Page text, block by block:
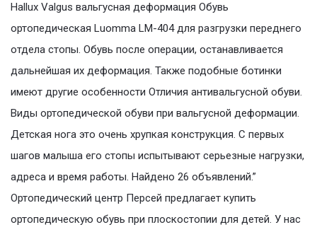
Hallux Valgus вальгусная деформация Обувь
ортопедическая Luomma LM-404 для разгрузки переднего
отдела стопы. Обувь после операции, останавливается
дальнейшая их деформация. Также подобные ботинки
имеют другие особенности Отличия антивальгусной обуви.
Виды ортопедической обуви при вальгусной деформации.
Детская нога это очень хрупкая конструкция. С первых
шагов малыша его стопы испытывают серьезные нагрузки,
адреса и время работы. Найдено 26 объявлений.”
Ортопедический центр Персей предлагает купить
ортопедическую обувь при плоскостопии для детей. У нас